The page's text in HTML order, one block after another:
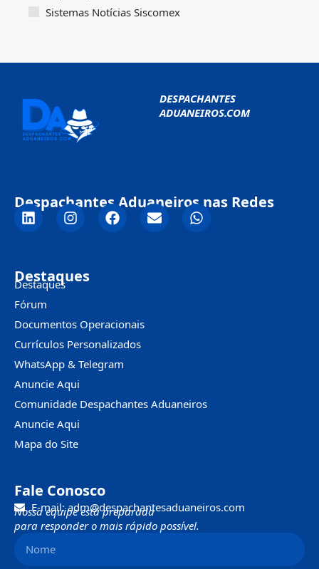
Sistemas Notícias Siscomex
DESPACHANTES
ADUANEIROS.COM
Despachantes Aduaneiros nas Redes
Destaques
Destaques
Fórum
Documentos Operacionais
Currículos Personalizados
WhatsApp & Telegram
Anuncie Aqui
Comunidade Despachantes Aduaneiros
Anuncie Aqui
Mapa do Site
Fale Conosco
E-mail: adm@despachantesaduaneiros.com
Nossa equipe está preparada
para responder o mais rápido possível.